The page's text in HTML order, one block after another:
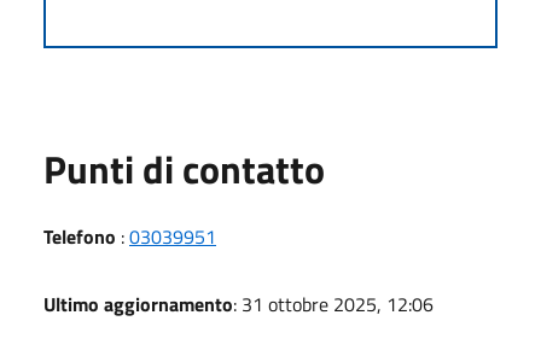
Punti di contatto
Telefono :03039951
Ultimo aggiornamento: 31 ottobre 2025, 12:06